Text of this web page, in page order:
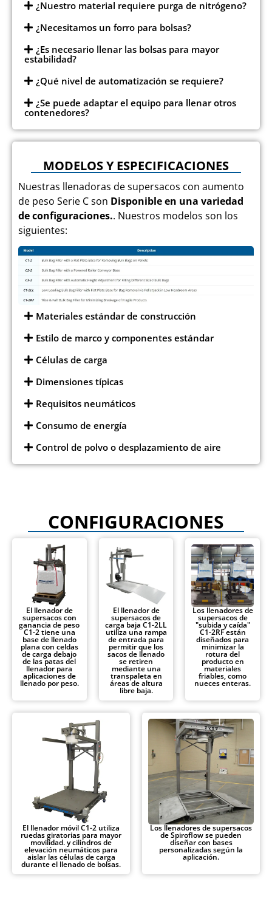
¿Nuestro material requiere purga de nitrógeno?
¿Necesitamos un forro para bolsas?
¿Es necesario llenar las bolsas para mayor
estabilidad?
¿Qué nivel de automatización se requiere?
¿Se puede adaptar el equipo para llenar otros
contenedores?
MODELOS Y ESPECIFICACIONES
Nuestras llenadoras de supersacos con aumento
de peso Serie C son Disponible en una variedad
de configuraciones.. Nuestros modelos son los
siguientes:
Materiales estándar de construcción
Estilo de marco y componentes estándar
Células de carga
Dimensiones típicas
Requisitos neumáticos
Consumo de energía
Control de polvo o desplazamiento de aire
CONFIGURACIONES
El llenador de
supersacos con
ganancia de peso
C1-2 tiene una
base de llenado
plana con celdas
de carga debajo
de las patas del
llenador para
aplicaciones de
llenado por peso.
El llenador de
supersacos de
carga baja C1-2LL
utiliza una rampa
de entrada para
permitir que los
sacos de llenado
se retiren
mediante una
transpaleta en
áreas de altura
libre baja.
Los llenadores de
supersacos de
"subida y caída"
C1-2RF están
diseñados para
minimizar la
rotura del
producto en
materiales
friables, como
nueces enteras.
El llenador móvil C1-2 utiliza
ruedas giratorias para mayor
movilidad. y cilindros de
elevación neumáticos para
aislar las células de carga
durante el llenado de bolsas.
Los llenadores de supersacos
de Spiroflow se pueden
diseñar con bases
personalizadas según la
aplicación.